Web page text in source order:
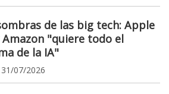
de las big tech: Apple
Amazon "quiere todo el
de la IA"
07/2026